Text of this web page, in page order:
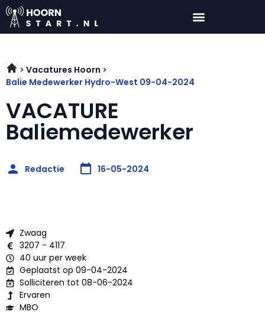
Vacatures Hoorn
Balie Medewerker Hydro-West 09-04-2024
VACATURE
Baliemedewerker
Redactie 16-05-2024
Zwaag
3207 - 4117
40 uur per week
Geplaatst op 09-04-2024
Solliciteren tot 08-06-2024
Ervaren
MBO